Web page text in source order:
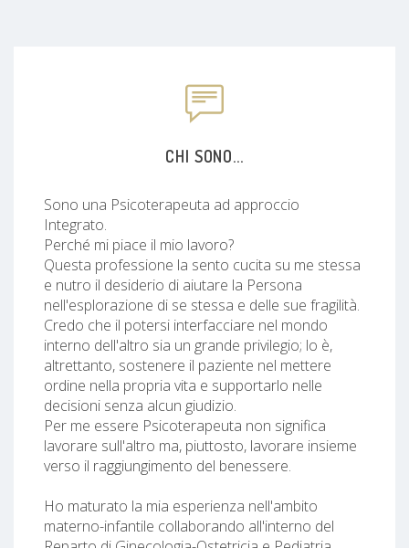
CHI SONO...
Sono una Psicoterapeuta ad approccio
Integrato.
Perché mi piace il mio lavoro?
Questa professione la sento cucita su me stessa
e nutro il desiderio di aiutare la Persona
nell'esplorazione di se stessa e delle sue fragilità.
Credo che il potersi interfacciare nel mondo
interno dell'altro sia un grande privilegio; lo è,
altrettanto, sostenere il paziente nel mettere
ordine nella propria vita e supportarlo nelle
decisioni senza alcun giudizio.
Per me essere Psicoterapeuta non significa
lavorare sull'altro ma, piuttosto, lavorare insieme
verso il raggiungimento del benessere.
Ho maturato la mia esperienza nell'ambito
materno-infantile collaborando all'interno del